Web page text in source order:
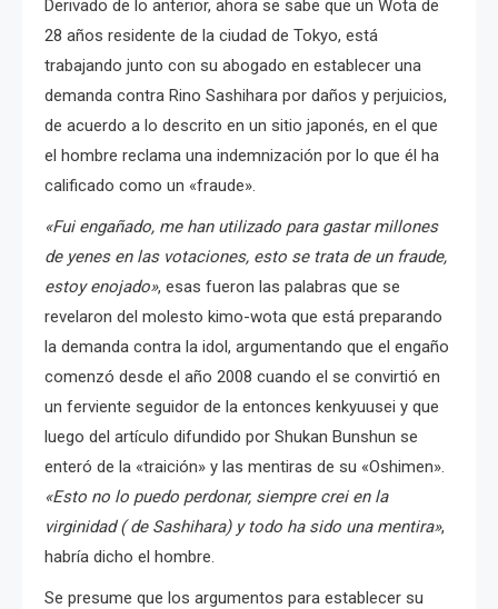
Derivado de lo anterior, ahora se sabe que un Wota de
28 años residente de la ciudad de Tokyo, está
trabajando junto con su abogado en establecer una
demanda contra Rino Sashihara por daños y perjuicios,
de acuerdo a lo descrito en un sitio japonés, en el que
el hombre reclama una indemnización por lo que él ha
calificado como un «fraude».
«Fui engañado, me han utilizado para gastar millones
de yenes en las votaciones, esto se trata de un fraude,
estoy enojado», esas fueron las palabras que se
revelaron del molesto kimo-wota que está preparando
la demanda contra la idol, argumentando que el engaño
comenzó desde el año 2008 cuando el se convirtió en
un ferviente seguidor de la entonces kenkyuusei y que
luego del artículo difundido por Shukan Bunshun se
enteró de la «traición» y las mentiras de su «Oshimen».
«Esto no lo puedo perdonar, siempre crei en la
virginidad ( de Sashihara) y todo ha sido una mentira»,
habría dicho el hombre.
Se presume que los argumentos para establecer su